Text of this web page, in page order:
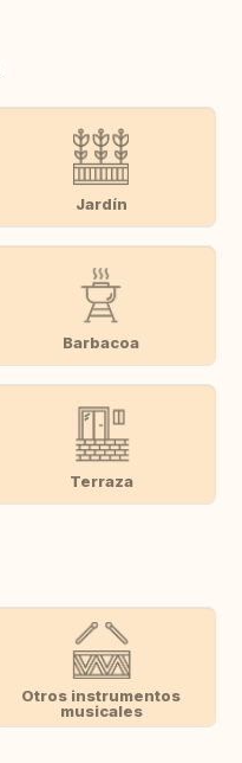
Jardín
Barbacoa
Terraza
Otros instrumentos
musicales